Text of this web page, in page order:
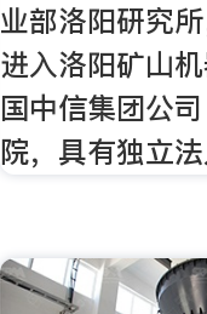
业部洛阳研究
进入洛阳矿山
国中信集团公
院，具有独立法